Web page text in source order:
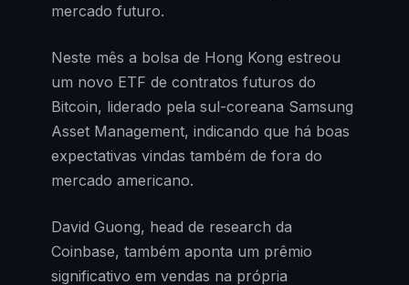
mercado futuro.
Neste mês a bolsa de Hong Kong estreou
um novo ETF de contratos futuros do
Bitcoin, liderado pela sul-coreana Samsung
Asset Management, indicando que há boas
expectativas vindas também de fora do
mercado americano.
David Guong, head de research da
Coinbase, também aponta um prêmio
significativo em vendas na própria